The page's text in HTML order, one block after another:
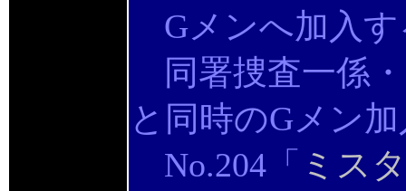
Gメンへ加入す
同署捜査一係
と同時のGメン
No.204「 ミス